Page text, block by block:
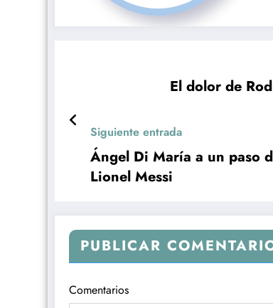
El dolor de
Siguiente entrada
Ángel Di María a un paso
Lionel Messi
PUBLICAR
Comentarios